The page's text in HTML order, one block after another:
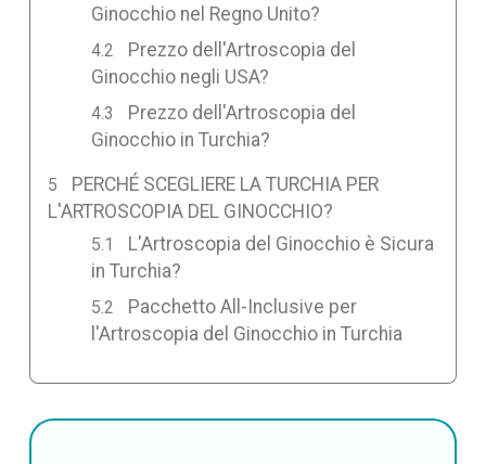
Ginocchio nel Regno Unito?
Prezzo dell'Artroscopia del
Ginocchio negli USA?
Prezzo dell'Artroscopia del
Ginocchio in Turchia?
PERCHÉ SCEGLIERE LA TURCHIA PER
L'ARTROSCOPIA DEL GINOCCHIO?
L'Artroscopia del Ginocchio è Sicura
in Turchia?
Pacchetto All-Inclusive per
l'Artroscopia del Ginocchio in Turchia